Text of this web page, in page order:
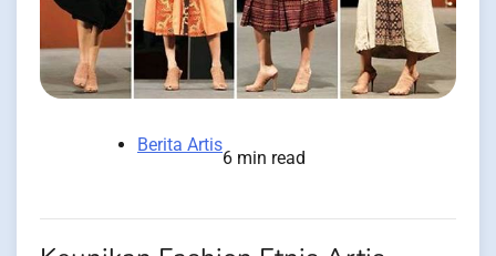
Berita Artis
6 min read